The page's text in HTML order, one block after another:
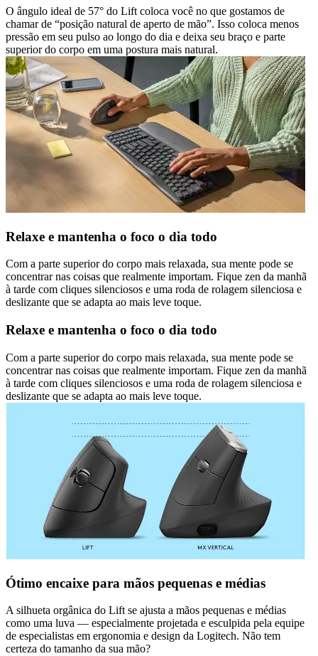
O ângulo ideal de 57° do Lift coloca você no que gostamos de
chamar de “posição natural de aperto de mão”. Isso coloca menos
pressão em seu pulso ao longo do dia e deixa seu braço e parte
superior do corpo em uma postura mais natural.
Relaxe e mantenha o foco o dia todo
Com a parte superior do corpo mais relaxada, sua mente pode se
concentrar nas coisas que realmente importam. Fique zen da manhã
à tarde com cliques silenciosos e uma roda de rolagem silenciosa e
deslizante que se adapta ao mais leve toque.
Relaxe e mantenha o foco o dia todo
Com a parte superior do corpo mais relaxada, sua mente pode se
concentrar nas coisas que realmente importam. Fique zen da manhã
à tarde com cliques silenciosos e uma roda de rolagem silenciosa e
deslizante que se adapta ao mais leve toque.
Ótimo encaixe para mãos pequenas e médias
A silhueta orgânica do Lift se ajusta a mãos pequenas e médias
como uma luva — especialmente projetada e esculpida pela equipe
de especialistas em ergonomia e design da Logitech. Não tem
certeza do tamanho da sua mão?